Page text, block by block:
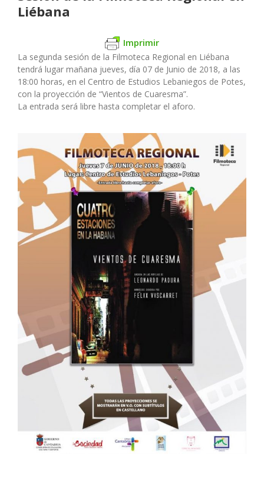
Liébana
Imprimir
La segunda sesión de la Filmoteca Regional en Liébana
tendrá lugar mañana jueves, día 07 de Junio de 2018, a las
18:00 horas, en el Centro de Estudios Lebaniegos de Potes,
con la proyección de “Vientos de Cuaresma”.
La entrada será libre hasta completar el aforo.